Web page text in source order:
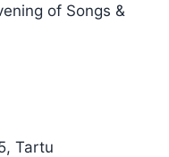
of Songs &
Tartu